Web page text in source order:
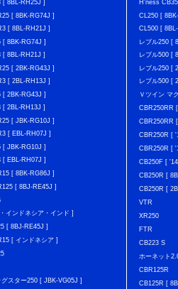
[ 8BL-RH25J ]
[ 8BK-RG74J ]
[ 8BL-RH21J ]
[ 8BK-RG74J ]
[ 8BL-RH21J ]
[ 2BK-RG43J ]
[ 2BL-RH13J ]
[ 2BK-RG43J ]
[ 2BL-RH13J ]
[ JBK-RG10J ]
[ EBL-RH07J ]
[ JBK-RG10J ]
[ EBL-RH07J ]
[ 8BK-RG86J ]
[ 8BJ-RE45J ]
インドネシア・インド ]
[ 8BJ-RE45J ]
[ インドネシア ]
グスター250 [ JBK-VG05J ]
H'ness
CL250 [
CL500 [
レブル250 [
レブル500 [
レブル250 [
レブル500 [
Ｖツイン マ
CBR250RR
CBR250RR
CBR250R [
CBR250R [
CB250F [
CB250R [
CB250R [
VTR
XR250
FTR
CB223 S
ホーネット
CBR125R
CB125R [